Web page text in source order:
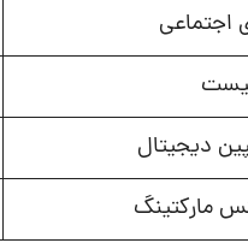
اجتماعی
دیجیتال
مارکتینگ